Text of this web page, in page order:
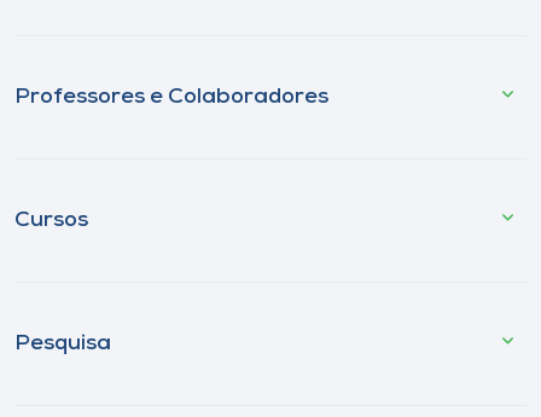
Professores e Colaboradores
Cursos
Pesquisa